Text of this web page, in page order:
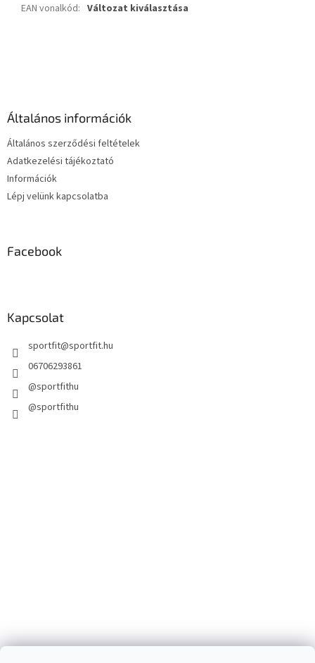
EAN vonalkód: Változat kiválasztása
Általános információk
Általános szerződési feltételek
Adatkezelési tájékoztató
Információk
Lépj velünk kapcsolatba
Facebook
Kapcsolat
sportfit@sportfit.hu
06706293861
@sportfithu
@sportfithu